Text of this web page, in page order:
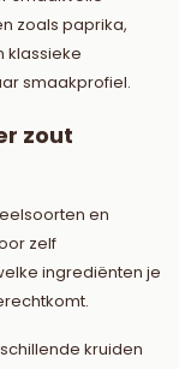
zoals paprika,
klassieke
smaakprofiel.
zout
en
zelf
ingrediënten je
kruiden